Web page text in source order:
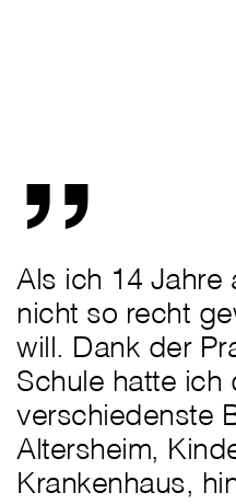
„
Als ich 14 Jahre
nicht so recht
will. Dank der
Schule hatte ich
verschiedenste
Altersheim,
Krankenhaus,